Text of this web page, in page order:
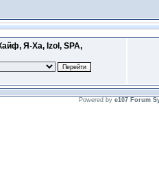
Я-Ха, Izol, SPA,
Powered by e107 Forum